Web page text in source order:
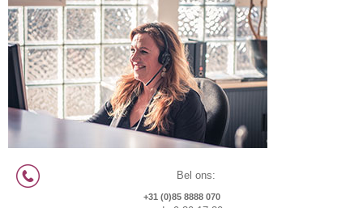
Bel ons:
+31 (0)85 8888 070